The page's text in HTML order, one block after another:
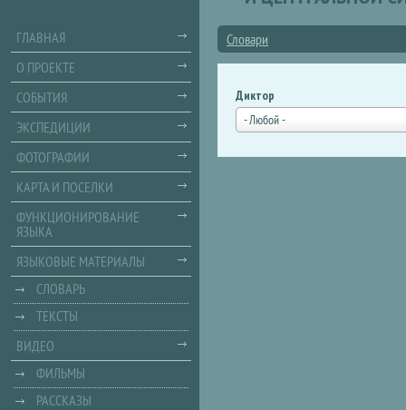
Словари
Диктор
- Любой -
ГЛАВНАЯ
О ПРОЕКТЕ
СОБЫТИЯ
ЭКСПЕДИЦИИ
ФОТОГРАФИИ
КАРТА И ПОСЕЛКИ
ФУНКЦИОНИРОВАНИЕ
ЯЗЫКА
ЯЗЫКОВЫЕ МАТЕРИАЛЫ
СЛОВАРЬ
ТЕКСТЫ
ВИДЕО
ФИЛЬМЫ
РАССКАЗЫ